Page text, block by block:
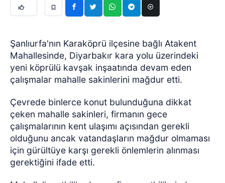
Şanlıurfa'nın Karaköprü ilçesine bağlı Atakent
Mahallesinde, Diyarbakır kara yolu üzerindeki
yeni köprülü kavşak inşaatında devam eden
çalışmalar mahalle sakinlerini mağdur etti.
Çevrede binlerce konut bulunduğuna dikkat
çeken mahalle sakinleri, firmanın gece
çalışmalarının kent ulaşımı açısından gerekli
olduğunu ancak vatandaşların mağdur olmaması
için gürültüye karşı gerekli önlemlerin alınması
gerektiğini ifade etti.